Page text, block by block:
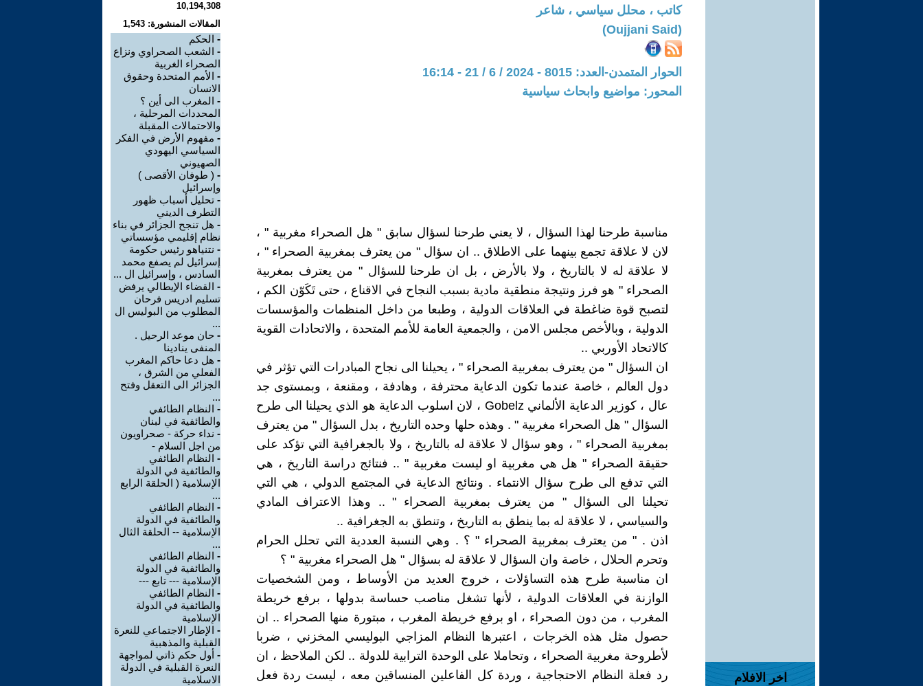
اخر الافلام
كاتب ، محلل سياسي ، شاعر
(Oujjani Said)
الحوار المتمدن-العدد: 8015 - 2024 / 6 / 21 - 16:14
المحور: مواضيع وابحاث سياسية
مناسبة طرحنا لهذا السؤال ، لا يعني طرحنا لسؤال سابق " هل الصحراء مغربية " ،
لان لا علاقة تجمع بينهما على الاطلاق .. ان سؤال " من يعترف بمغربية الصحراء " ،
لا علاقة له لا بالتاريخ ، ولا بالأرض ، بل ان طرحنا للسؤال " من يعترف بمغربية
الصحراء " هو فرز ونتيجة منطقية مادية بسبب النجاح في الاقناع ، حتى تَكَوّن الكم ،
لتصبح قوة ضاغطة في العلاقات الدولية ، وطبعا من داخل المنظمات والمؤسسات
الدولية ، وبالأخص مجلس الامن ، والجمعية العامة للأمم المتحدة ، والاتحادات القوية
كالاتحاد الأوربي ..
ان السؤال " من يعترف بمغربية الصحراء " ، يحيلنا الى نجاح المبادرات التي تؤثر في
دول العالم ، خاصة عندما تكون الدعاية محترفة ، وهادفة ، ومقنعة ، وبمستوى جد
عال ، كوزير الدعاية الألماني Gobelz ، لان اسلوب الدعاية هو الذي يحيلنا الى طرح
السؤال " هل الصحراء مغربية " . وهذه حلها وحده التاريخ ، بدل السؤال " من يعترف
بمغربية الصحراء " ، وهو سؤال لا علاقة له بالتاريخ ، ولا بالجغرافية التي تؤكد على
حقيقة الصحراء " هل هي مغربية او ليست مغربية " .. فنتائج دراسة التاريخ ، هي
التي تدفع الى طرح سؤال الانتماء . ونتائج الدعاية في المجتمع الدولي ، هي التي
تحيلنا الى السؤال " من يعترف بمغربية الصحراء " .. وهذا الاعتراف المادي
والسياسي ، لا علاقة له بما ينطق به التاريخ ، وتنطق به الجغرافية ..
اذن . " من يعترف بمغربية الصحراء " ؟ . وهي النسبة العددية التي تحلل الحرام
وتحرم الحلال ، خاصة وان السؤال لا علاقة له بسؤال " هل الصحراء مغربية " ؟
ان مناسبة طرح هذه التساؤلات ، خروج العديد من الأوساط ، ومن الشخصيات
الوازنة في العلاقات الدولية ، لأنها تشغل مناصب حساسة بدولها ، برفع خريطة
المغرب ، من دون الصحراء ، او برفع خريطة المغرب ، مبتورة منها الصحراء .. ان
حصول مثل هذه الخرجات ، اعتبرها النظام المزاجي البوليسي المخزني ، ضربا
لأطروحة مغربية الصحراء ، وتحاملا على الوحدة الترابية للدولة .. لكن الملاحظ ، ان
رد فعلة النظام الاحتجاجية ، وردة كل الفاعلين المنساقين معه ، ليست ردة فعل
10,194,308
المقالات المنشورة: 1,543
- الحكم
- الشعب الصحراوي ونزاع
الصحراء الغربية
- الأمم المتحدة وحقوق
الانسان
- المغرب الى أين ؟
المحددات المرحلية ،
والاحتمالات المقبلة
- مفهوم الأرض في الفكر
السياسي اليهودي
الصهيوني
- ( طوفان الأقصى )
وإسرائيل
- تحليل أسباب ظهور
التطرف الديني
- هل تنجح الجزائر في بناء
نظام إقليمي مؤسساتي
- نتنياهو رئيس حكومة
إسرائيل لم يصفع محمد
السادس ، وإسرائيل ال ...
- القضاء الإيطالي يرفض
تسليم ادريس فرحان
المطلوب من البوليس ال
...
- حان موعد الرحيل .
المنفى ينادينا
- هل دعا حاكم المغرب
الفعلي من الشرق ،
الجزائر الى التعقل وفتح
...
- النظام الطائفي
والطائفية في لبنان
- نداء حركة - صحراويون
من اجل السلام -
- النظام الطائفي
والطائفية في الدولة
الإسلامية ( الحلقة الرابع
...
- النظام الطائفي
والطائفية في الدولة
الإسلامية -- الحلقة الثال
...
- النظام الطائفي
والطائفية في الدولة
الإسلامية --- تابع ---
- النظام الطائفي
والطائفية في الدولة
الإسلامية
- الإطار الاجتماعي للنعرة
القبلية والمذهبية
- أول حكم ذاتي لمواجهة
النعرة القبلية في الدولة
الاسلامية